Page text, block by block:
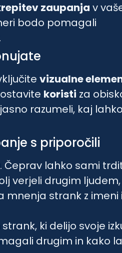
zaupanja v
bodo pomagali
vizualne
koristi za
razumeli, kaj lahko
s priporočili
. Čeprav lahko sami
verjeli drugim ljudem,
mnenja strank z imeni
ki delijo svoje
drugim in kako